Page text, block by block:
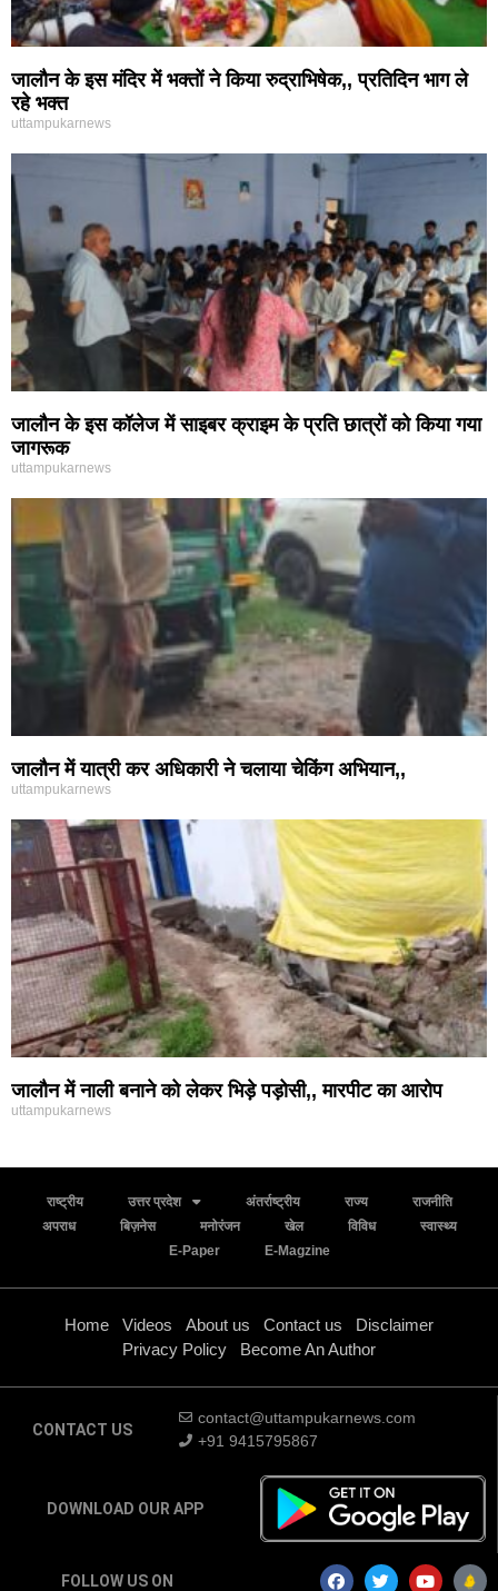
जालौन के इस मंदिर में भक्तों ने किया रुद्राभिषेक,, प्रतिदिन भाग ले
रहे भक्त
uttampukarnews
जालौन के इस कॉलेज में साइबर क्राइम के प्रति छात्रों को किया गया
जागरूक
uttampukarnews
जालौन में यात्री कर अधिकारी ने चलाया चेकिंग अभियान,,
uttampukarnews
जालौन में नाली बनाने को लेकर भिड़े पड़ोसी,, मारपीट का आरोप
uttampukarnews
राष्ट्रीय उत्तर प्रदेश अंतर्राष्ट्रीय राज्य
राजनीति
अपराध
बिज़नेस मनोरंजन खेल विविध
स्वास्थ्य
E-Paper
E-Magzine
Home Videos About us Contact us
Disclaimer
Privacy Policy
Become An Author
CONTACT US
contact@uttampukarnews.com
+91 9415795867
DOWNLOAD OUR APP
FOLLOW US ON